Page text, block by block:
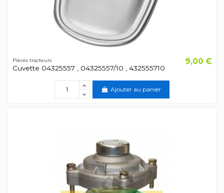
Pièces tracteurs
Cuvette 04325557 , 04325557/10 , 432555710
9,00 €
Ajouter au panier